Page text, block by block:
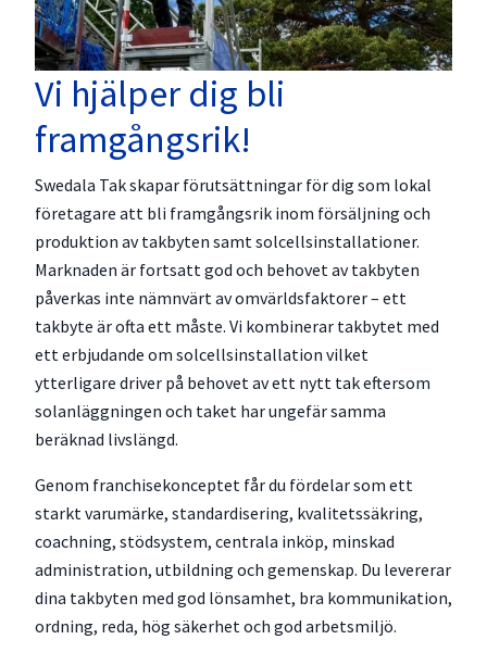
Vi hjälper dig bli
framgångsrik!
Swedala Tak skapar förutsättningar för dig som lokal
företagare att bli framgångsrik inom försäljning och
produktion av takbyten samt solcellsinstallationer.
Marknaden är fortsatt god och behovet av takbyten
påverkas inte nämnvärt av omvärldsfaktorer – ett
takbyte är ofta ett måste. Vi kombinerar takbytet med
ett erbjudande om solcellsinstallation vilket
ytterligare driver på behovet av ett nytt tak eftersom
solanläggningen och taket har ungefär samma
beräknad livslängd.
Genom franchisekonceptet får du fördelar som ett
starkt varumärke, standardisering, kvalitetssäkring,
coachning, stödsystem, centrala inköp, minskad
administration, utbildning och gemenskap. Du levererar
dina takbyten med god lönsamhet, bra kommunikation,
ordning, reda, hög säkerhet och god arbetsmiljö.